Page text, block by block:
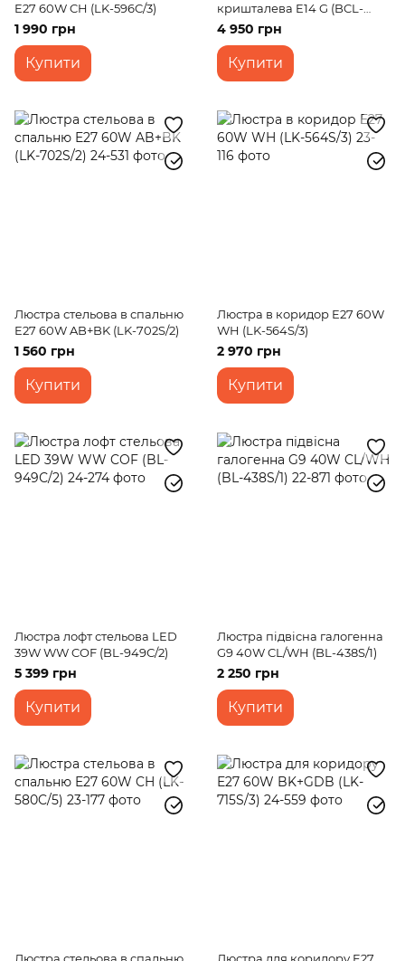
E27 60W CH (LK-596C/3)
1 990 грн
Купити
кришталева E14 G (BCL-
447C/4)
4 950 грн
Купити
Люстра стельова в спальню
E27 60W AB+BK (LK-702S/2)
1 560 грн
Купити
Люстра в коридор E27 60W
WH (LK-564S/3)
2 970 грн
Купити
Люстра лофт стельова LED
39W WW COF (BL-949С/2)
5 399 грн
Купити
Люстра підвісна галогенна
G9 40W CL/WH (BL-438S/1)
2 250 грн
Купити